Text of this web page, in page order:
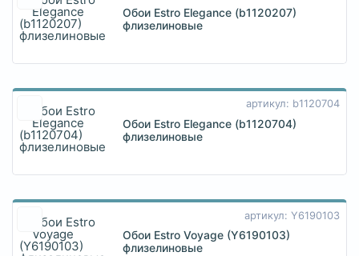
Обои Estro Elegance (b1120207)
флизелиновые
артикул: b1120704
Обои Estro Elegance (b1120704)
флизелиновые
артикул: Y6190103
Обои Estro Voyage (Y6190103)
флизелиновые